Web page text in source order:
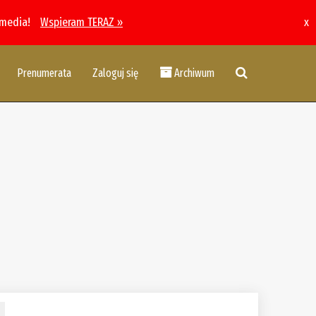
Wspieram TERAZ » x
Prenumerata Zaloguj się Archiwum